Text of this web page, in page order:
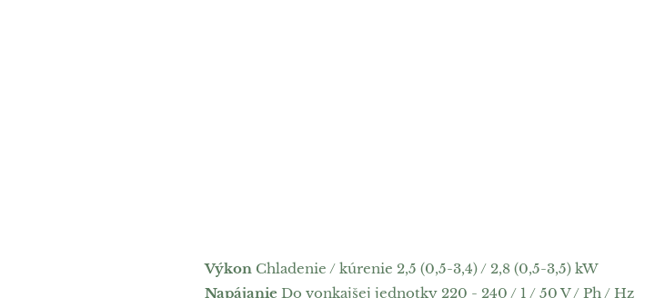
VýkonChladenie / kúrenie 2,5 (0,5-3,4) / 2,8 (0,5-3,5) kW
NapájanieDo vonkajšej jednotky 220 - 240 / 1 / 50 V / Ph / Hz